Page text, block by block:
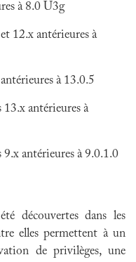
à 8.0 U3g
12.x antérieures à
à 13.0.5
antérieures à
antérieures à 9.0.1.0
découvertes dans les
elles permettent à un
de privilèges, une